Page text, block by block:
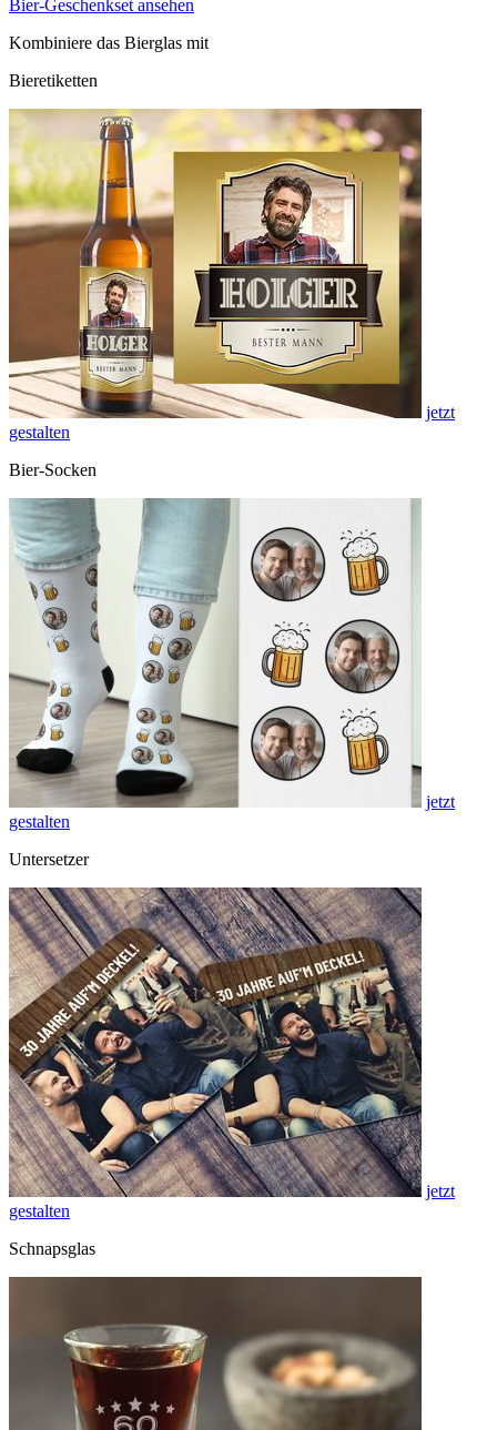
Bier-Geschenkset ansehen
Kombiniere das Bierglas mit
Bieretiketten
jetzt
gestalten
Bier-Socken
jetzt
gestalten
Untersetzer
jetzt
gestalten
Schnapsglas